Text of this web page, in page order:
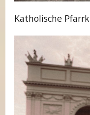
Katholische